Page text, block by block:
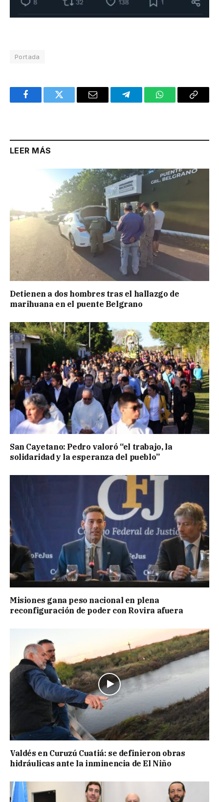
Portada
FacebookTwitter Email TelegramWhatsAppCopy
LEER MÁS
Detienen a dos hombres tras el hallazgo de
marihuana en el puente Belgrano
San Cayetano: Pedro valoró “el trabajo, la
solidaridad y la esperanza del pueblo”
Misiones gana peso nacional en plena
reconfiguración de poder con Rovira afuera
Valdés en Curuzú Cuatiá: se definieron obras
hidráulicas ante la inminencia de El Niño